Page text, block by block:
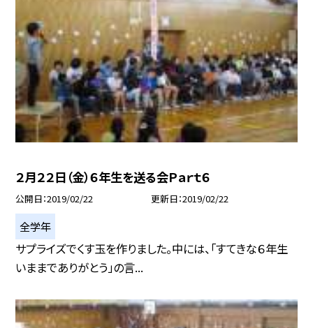
２月２２日（金）６年生を送る会Ｐａｒｔ６
公開日 2019/02/22 更新日 2019/02/22
全学年
サプライズでくす玉を作りました。中には、「すてきな６年生
いままでありがとう」の言...